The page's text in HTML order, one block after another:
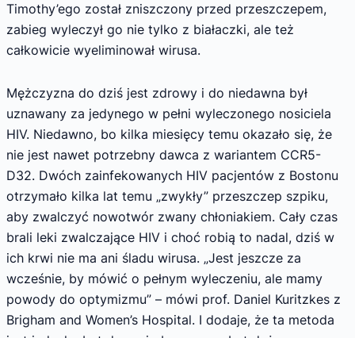
Timothy’ego został zniszczony przed przeszczepem,
zabieg wyleczył go nie tylko z białaczki, ale też
całkowicie wyeliminował wirusa.
Mężczyzna do dziś jest zdrowy i do niedawna był
uznawany za jedynego w pełni wyleczonego nosiciela
HIV. Niedawno, bo kilka miesięcy temu okazało się, że
nie jest nawet potrzebny dawca z wariantem CCR5-
D32. Dwóch zainfekowanych HIV pacjentów z Bostonu
otrzymało kilka lat temu „zwykły” przeszczep szpiku,
aby zwalczyć nowotwór zwany chłoniakiem. Cały czas
brali leki zwalczające HIV i choć robią to nadal, dziś w
ich krwi nie ma ani śladu wirusa. „Jest jeszcze za
wcześnie, by mówić o pełnym wyleczeniu, ale mamy
powody do optymizmu” – mówi prof. Daniel Kuritzkes z
Brigham and Women’s Hospital. I dodaje, że ta metoda